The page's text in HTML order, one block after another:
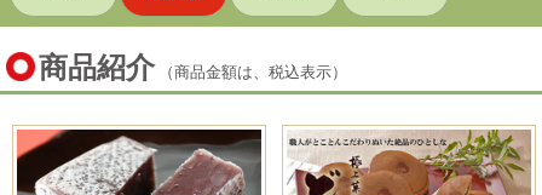
商品紹介 （商品金額は、税込表示）